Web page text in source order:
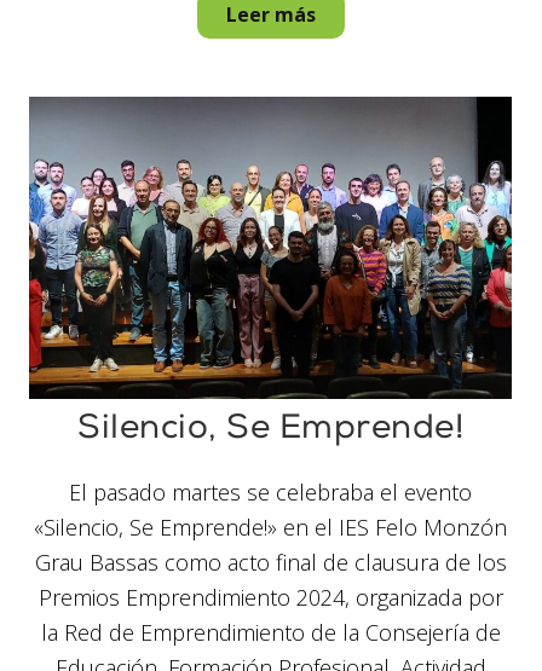
Leer más
Silencio, Se Emprende!
El pasado martes se celebraba el evento
«Silencio, Se Emprende!» en el IES Felo Monzón
Grau Bassas como acto final de clausura de los
Premios Emprendimiento 2024, organizada por
la Red de Emprendimiento de la Consejería de